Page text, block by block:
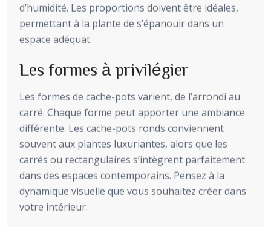
d’humidité. Les proportions doivent être idéales,
permettant à la plante de s’épanouir dans un
espace adéquat.
Les formes à privilégier
Les formes de cache-pots varient, de l’arrondi au
carré. Chaque forme peut apporter une ambiance
différente. Les cache-pots ronds conviennent
souvent aux plantes luxuriantes, alors que les
carrés ou rectangulaires s’intègrent parfaitement
dans des espaces contemporains. Pensez à la
dynamique visuelle que vous souhaitez créer dans
votre intérieur.